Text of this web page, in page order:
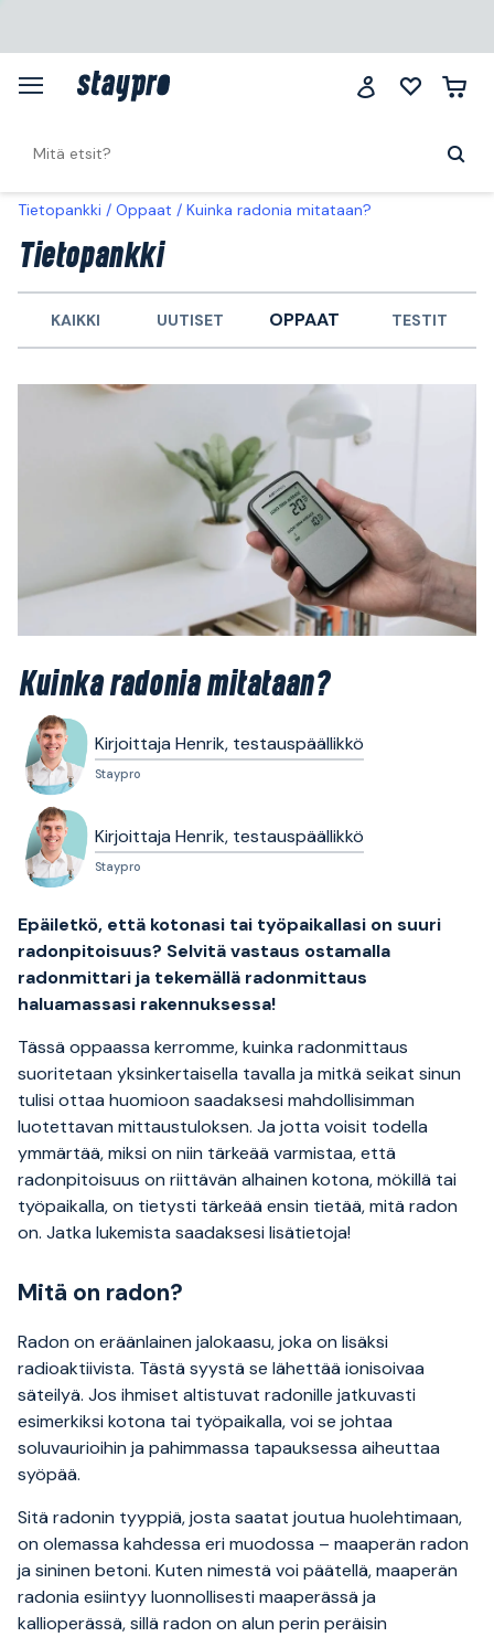
Tietopankki Oppaat Kuinka radonia mitataan?
Tietopankki
KAIKKI UUTISET OPPAAT TESTIT
Kuinka radonia mitataan?
Kirjoittaja Henrik, testauspäällikkö
Staypro
Kirjoittaja Henrik, testauspäällikkö
Staypro
Epäiletkö, että kotonasi tai työpaikallasi on suuri
radonpitoisuus? Selvitä vastaus ostamalla
radonmittari ja tekemällä radonmittaus
haluamassasi rakennuksessa!
Tässä oppaassa kerromme, kuinka radonmittaus
suoritetaan yksinkertaisella tavalla ja mitkä seikat sinun
tulisi ottaa huomioon saadaksesi mahdollisimman
luotettavan mittaustuloksen. Ja jotta voisit todella
ymmärtää, miksi on niin tärkeää varmistaa, että
radonpitoisuus on riittävän alhainen kotona, mökillä tai
työpaikalla, on tietysti tärkeää ensin tietää, mitä radon
on. Jatka lukemista saadaksesi lisätietoja!
Mitä on radon?
Radon on eräänlainen jalokaasu, joka on lisäksi
radioaktiivista. Tästä syystä se lähettää ionisoivaa
säteilyä. Jos ihmiset altistuvat radonille jatkuvasti
esimerkiksi kotona tai työpaikalla, voi se johtaa
soluvaurioihin ja pahimmassa tapauksessa aiheuttaa
syöpää.
Sitä radonin tyyppiä, josta saatat joutua huolehtimaan,
on olemassa kahdessa eri muodossa – maaperän radon
ja sininen betoni. Kuten nimestä voi päätellä, maaperän
radonia esiintyy luonnollisesti maaperässä ja
kallioperässä, sillä radon on alun perin peräisin